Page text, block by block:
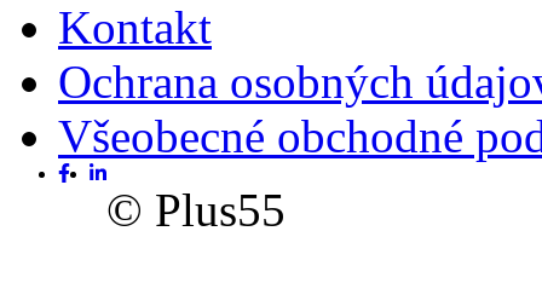
Kontakt
Ochrana osobných
Všeobecné obchodné
© Plus55